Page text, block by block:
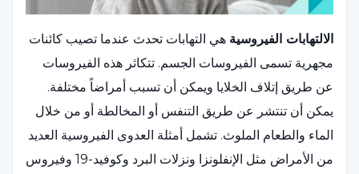
الالتهابات الفيروسية هي التهابات تحدث عندما تصيب كائنات
مجهرية تسمى الفيروسات الجسم. تتكاثر هذه الفيروسات
عن طريق إتلاف الخلايا ويمكن أن تسبب أمراضاً مختلفة.
يمكن أن تنتشر عن طريق التنفس أو المخالطة أو من خلال
الماء والطعام الملوث. تشمل أمثلة العدوى الفيروسية العديد
من الأمراض مثل الإنفلونزا ونزلات البرد وكوفيد-19 وفيروس